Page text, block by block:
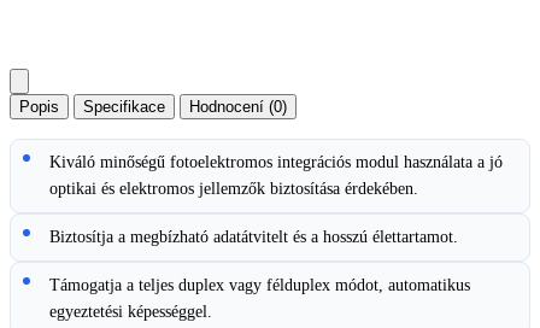
Popis Specifikace Hodnocení (0)
Kiváló minőségű fotoelektromos integrációs modul használata a jó
optikai és elektromos jellemzők biztosítása érdekében.
Biztosítja a megbízható adatátvitelt és a hosszú élettartamot.
Támogatja a teljes duplex vagy félduplex módot, automatikus
egyeztetési képességgel.